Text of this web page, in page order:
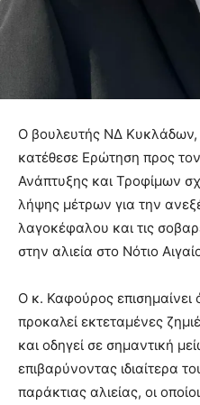
Ο βουλευτής ΝΔ
κατέθεσε Ερώτηση προς
Ανάπτυξης και Τροφίμων
λήψης μέτρων για την
λαγοκέφαλου και τις
στην αλιεία στο Νότιο
Ο κ. Καφούρος επισημαίνει
προκαλεί εκτεταμένες
και οδηγεί σε σημαντική
επιβαρύνοντας ιδιαίτερα
παράκτιας αλιείας, οι